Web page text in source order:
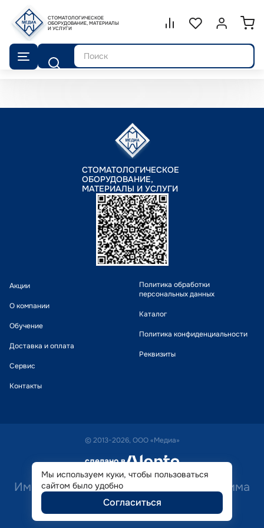
СТОМАТОЛОГИЧЕСКОЕ
ОБОРУДОВАНИЕ, МАТЕРИАЛЫ
И УСЛУГИ
Сравнение.
СписокВойти или
Поиск
СТОМАТОЛОГИЧЕСКОЕ
ОБОРУДОВАНИЕ,
МАТЕРИАЛЫ И УСЛУГИ
Акции
О компании
Обучение
Доставка и оплата
Сервис
Контакты
Политика обработки
персональных данных
Каталог
Политика конфиденциальности
Реквизиты
© 2013-2026, ООО «Медиа»
сделано в alente
Имеются противопоказания. Необходима
консультация специалиста.
Мы используем куки, чтобы пользоваться
сайтом было удобно
Согласиться